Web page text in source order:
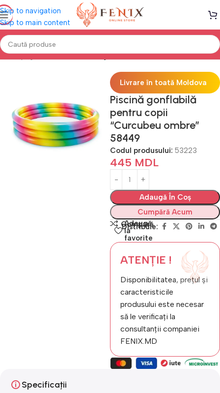
Skip to navigation
Skip to main content
Prima pagină PISCINE Piscine gonflabile
Livrare în toată Moldova
Piscină gonflabilă
pentru copii
“Curcubeu ombre”
58449
Codul produsului: 53223
445 MDL
Adaugă În Coș
Cumpără Acum
Compară
Adaugă
la
favorite
Distribuie:
ATENȚIE !
Disponibilitatea, prețul și
caracteristicile
produsului este necesar
să le verificați la
consultanții companiei
FENIX.MD
Specificații